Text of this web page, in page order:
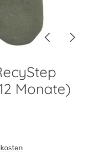
Monate)